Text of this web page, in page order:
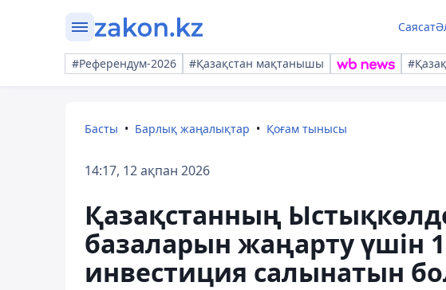
Саясат
#Референдум-2026 #Қазақстан мақтанышы
Басты Барлық жаңалықтар Қоғам тынысы
14:17, 12 ақпан 2026
Қазақстанның
базаларын жаңарту үшін
инвестиция салынатын